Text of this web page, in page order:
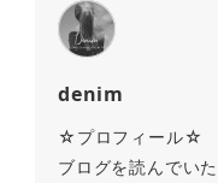
denim
☆プロフィール☆
ブログを読んでい